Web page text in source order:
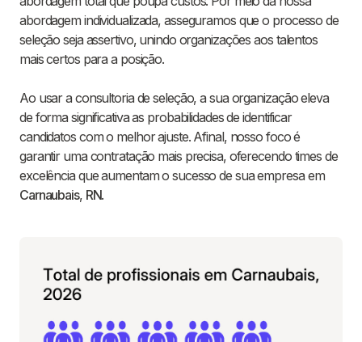
abordagem individualizada, asseguramos que o processo de
seleção seja assertivo, unindo organizações aos talentos
mais certos para a posição.
Ao usar a consultoria de seleção, a sua organização eleva
de forma significativa as probabilidades de identificar
candidatos com o melhor ajuste. Afinal, nosso foco é
garantir uma contratação mais precisa, oferecendo times de
excelência que aumentam o sucesso de sua empresa em
Carnaubais, RN.